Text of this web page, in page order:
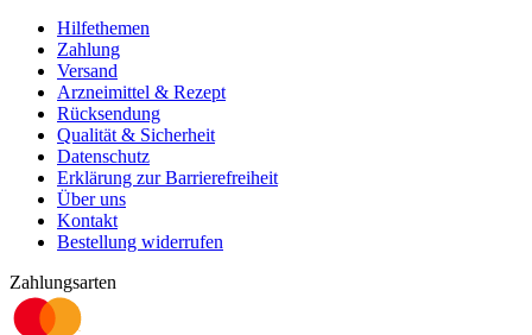
Hilfethemen
Zahlung
Versand
Arzneimittel & Rezept
Rücksendung
Qualität & Sicherheit
Datenschutz
Erklärung zur Barrierefreiheit
Über uns
Kontakt
Bestellung widerrufen
Zahlungsarten